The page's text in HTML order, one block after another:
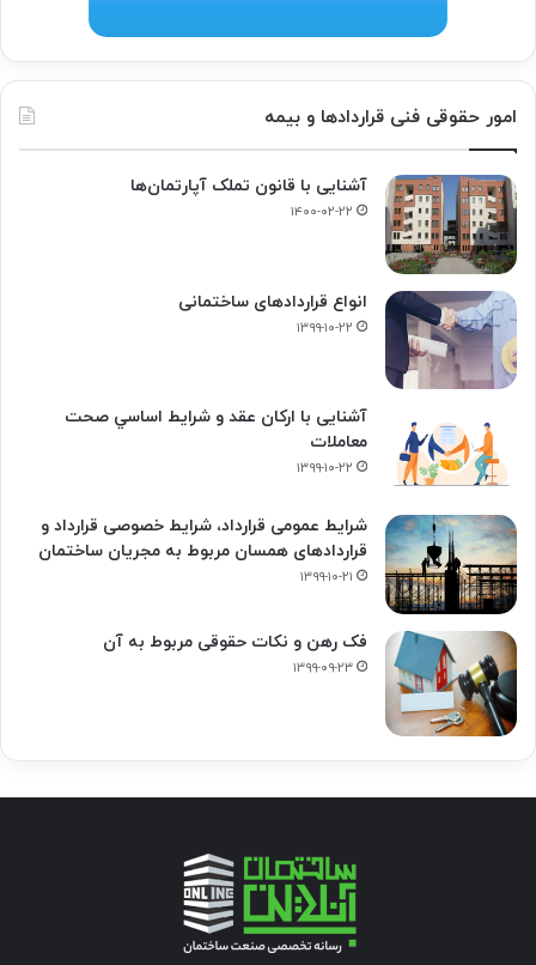
امور حقوقی فنی قراردادها و بیمه
آشنایی با قانون تملک آپارتمان‌ها
۱۴۰۰-۰۲-۲۲
انواع قراردادهای ساختمانی
۱۳۹۹-۱۰-۲۲
آشنایی با ارکان عقد و شرايط اساسي صحت
معاملات
۱۳۹۹-۱۰-۲۲
شرایط عمومی قرارداد، شرایط خصوصی قرارداد و
قراردادهای همسان مربوط به مجریان ساختمان
۱۳۹۹-۱۰-۲۱
فک‌ رهن و نکات حقوقی مربوط به آن
۱۳۹۹-۰۹-۲۳